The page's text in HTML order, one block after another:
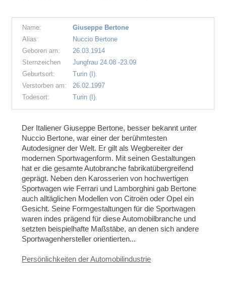
Name:
Giuseppe Bertone
Alias:
Nuccio Bertone
Geboren am:
26.03.1914
Sternzeichen
Jungfrau 24.08 -23.09
Geburtsort:
Turin (I).
Verstorben am:
26.02.1997
Todesort:
Turin (I).
Der Italiener Giuseppe Bertone, besser bekannt unter
Nuccio Bertone, war einer der berühmtesten
Autodesigner der Welt. Er gilt als Wegbereiter der
modernen Sportwagenform. Mit seinen Gestaltungen
hat er die gesamte Autobranche fabrikatübergreifend
geprägt. Neben den Karosserien von hochwertigen
Sportwagen wie Ferrari und Lamborghini gab Bertone
auch alltäglichen Modellen von Citroën oder Opel ein
Gesicht. Seine Formgestaltungen für die Sportwagen
waren indes prägend für diese Automobilbranche und
setzten beispielhafte Maßstäbe, an denen sich andere
Sportwagenhersteller orientierten...
Persönlichkeiten der Automobilindustrie